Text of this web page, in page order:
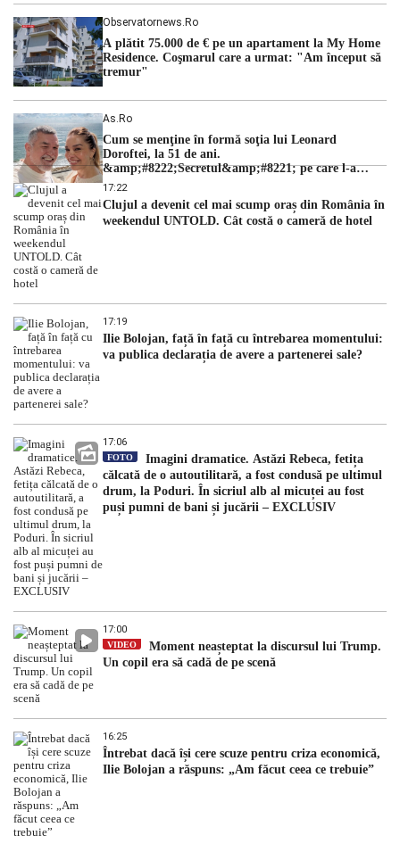
Observatornews.ro
A plătit 75.000 de € pe un apartament la My Home
Residence. Coşmarul care a urmat: "Am început să
tremur"
As.ro
Cum se menţine în formă soţia lui Leonard
Doroftei, la 51 de ani.
&amp;#8222;Secretul&amp;#8221; pe care l-a
dezvăluit
17:22
Clujul a devenit cel mai scump oraș din România în
weekendul UNTOLD. Cât costă o cameră de hotel
17:19
Ilie Bolojan, față în față cu întrebarea momentului:
va publica declarația de avere a partenerei sale?
17:06
FOTO
Imagini dramatice. Astăzi Rebeca, fetița
călcată de o autoutilitară, a fost condusă pe ultimul
drum, la Poduri. În sicriul alb al micuței au fost
puși pumni de bani și jucării – EXCLUSIV
17:00
VIDEO
Moment neașteptat la discursul lui Trump.
Un copil era să cadă de pe scenă
16:25
Întrebat dacă își cere scuze pentru criza economică,
Ilie Bolojan a răspuns: „Am făcut ceea ce trebuie”